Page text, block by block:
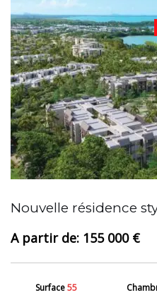
Nouvelle résidence
155 000 €
Surface55